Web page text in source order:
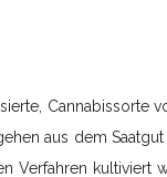
Cannabissorte
aus dem
Verfahren kultiviert